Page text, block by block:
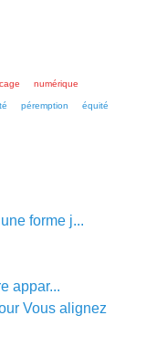
numérique
péremption équité
forme j...
appar...
Vous alignez